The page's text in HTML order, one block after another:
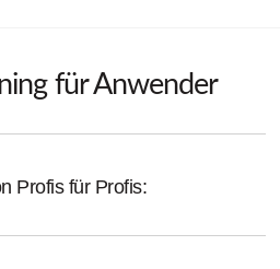
für Anwender
Profis für Profis: